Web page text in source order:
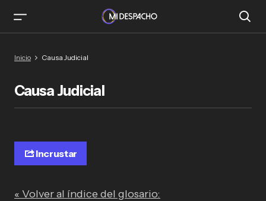
Inicio Causa Judicial
Causa Judicial
Incrustar
« Volver al índice del glosario: